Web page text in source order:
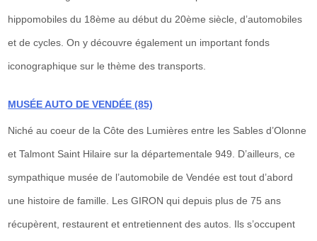
hippomobiles du 18ème au début du 20ème siècle, d’automobiles
et de cycles. On y découvre également un important fonds
iconographique sur le thème des transports.
MUSÉE AUTO DE VENDÉE (85)
Niché au coeur de la Côte des Lumières entre les Sables d’Olonne
et Talmont Saint Hilaire sur la départementale 949. D’ailleurs, ce
sympathique musée de l’automobile de Vendée est tout d’abord
une histoire de famille. Les GIRON qui depuis plus de 75 ans
récupèrent, restaurent et entretiennent des autos. Ils s’occupent